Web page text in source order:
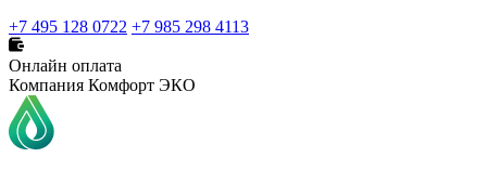
+7 495 128 0722 +7 985 298 4113
Онлайн оплата
Компания Комфорт ЭКО